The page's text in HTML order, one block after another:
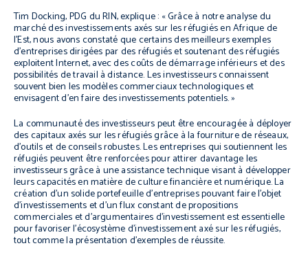
Tim Docking, PDG du RIN, explique : « Grâce à notre analyse du
marché des investissements axés sur les réfugiés en Afrique de
l’Est, nous avons constaté que certains des meilleurs exemples
d’entreprises dirigées par des réfugiés et soutenant des réfugiés
exploitent Internet, avec des coûts de démarrage inférieurs et des
possibilités de travail à distance. Les investisseurs connaissent
souvent bien les modèles commerciaux technologiques et
envisagent d’en faire des investissements potentiels. »
La communauté des investisseurs peut être encouragée à déployer
des capitaux axés sur les réfugiés grâce à la fourniture de réseaux,
d’outils et de conseils robustes. Les entreprises qui soutiennent les
réfugiés peuvent être renforcées pour attirer davantage les
investisseurs grâce à une assistance technique visant à développer
leurs capacités en matière de culture financière et numérique. La
création d’un solide portefeuille d’entreprises pouvant faire l’objet
d’investissements et d’un flux constant de propositions
commerciales et d’argumentaires d’investissement est essentielle
pour favoriser l’écosystème d’investissement axé sur les réfugiés,
tout comme la présentation d’exemples de réussite.